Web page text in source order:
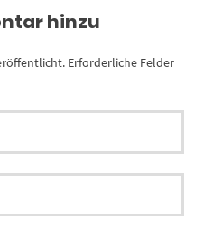
hinzu
Erforderliche Felder